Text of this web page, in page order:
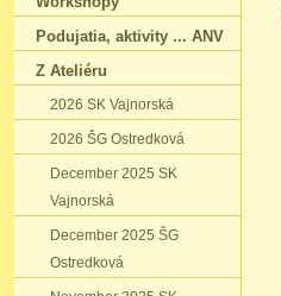
Podujatia‚ aktivity ... ANV
Z Ateliéru
2026 SK Vajnorská
2026 ŠG Ostredková
December 2025 SK
Vajnorská
December 2025 ŠG
Ostredková